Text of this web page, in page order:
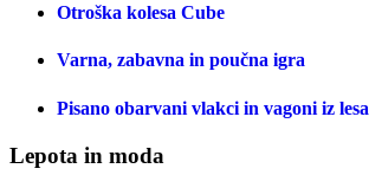
Otroška kolesa Cube
Varna, zabavna in poučna igra
Pisano obarvani vlakci in vagoni iz lesa
Lepota in moda